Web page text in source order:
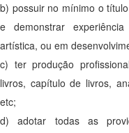
b) possuir no mínimo o
e demonstrar
artística, ou em
c) ter produção
livros, capítulo de livros,
etc;
d) adotar todas as